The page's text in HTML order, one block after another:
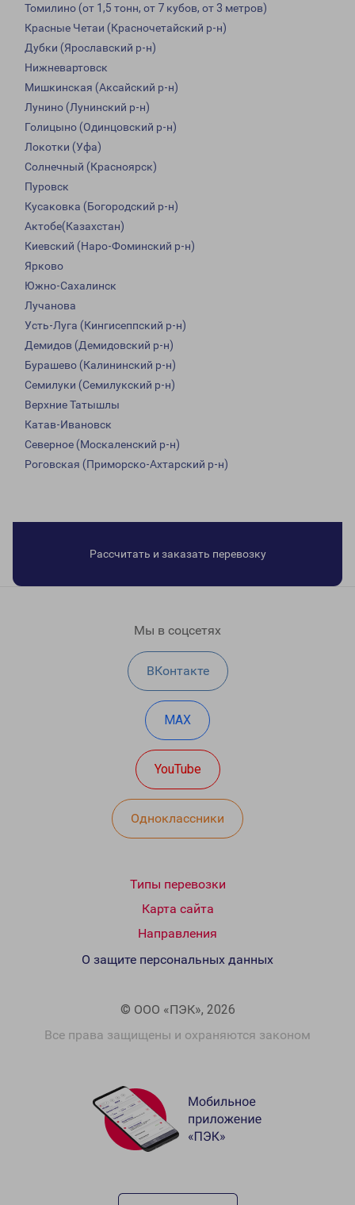
Томилино (от 1,5 тонн, от 7 кубов, от 3 метров)
Красные Четаи (Красночетайский р-н)
Дубки (Ярославский р-н)
Нижневартовск
Мишкинская (Аксайский р-н)
Лунино (Лунинский р-н)
Голицыно (Одинцовский р-н)
Локотки (Уфа)
Солнечный (Красноярск)
Пуровск
Кусаковка (Богородский р-н)
Актобе(Казахстан)
Киевский (Наро-Фоминский р-н)
Ярково
Южно-Сахалинск
Лучанова
Усть-Луга (Кингисеппский р-н)
Демидов (Демидовский р-н)
Бурашево (Калининский р-н)
Семилуки (Семилукский р-н)
Верхние Татышлы
Катав-Ивановск
Северное (Москаленский р-н)
Роговская (Приморско-Ахтарский р-н)
Рассчитать и заказать перевозку
Мы в соцсетях
ВКонтакте
MAX
YouTube
Одноклассники
Типы перевозки
Карта сайта
Направления
© ООО «ПЭК», 2026
Все права защищены и охраняются законом
О защите персональных данных